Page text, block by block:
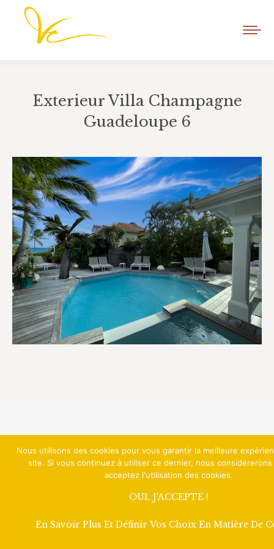
Exterieur Villa Champagne
Guadeloupe 6
Nous utilisons des cookies pour vous garantir la meilleure
site. Si vous continuez à utiliser ce dernier, nous
acceptez l'utilisation des cookies.
OUI, J'ACCEPTE !
En Savoir Plus Et Définir Vos Choix En Matière De